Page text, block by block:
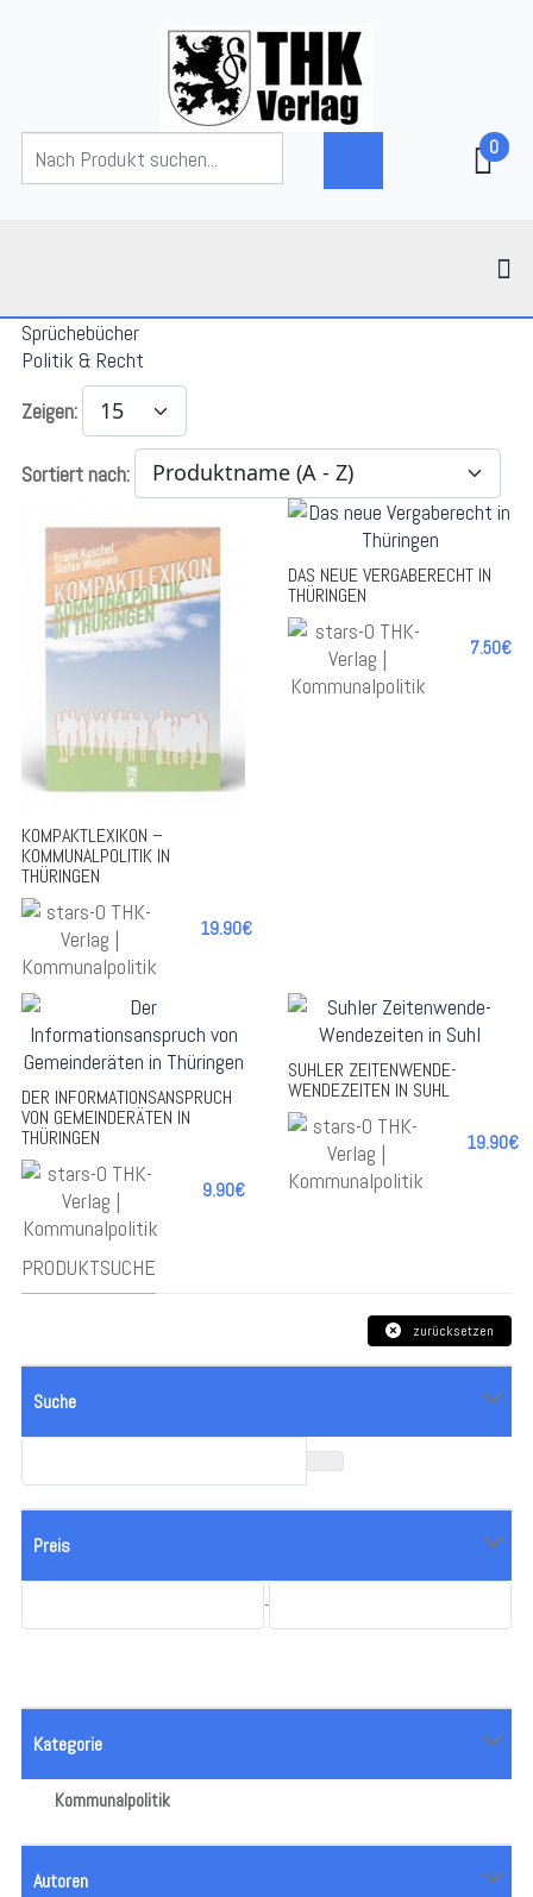
0
Sprüchebücher
Politik & Recht
Zeigen:
Sortiert nach:
+
KOMPAKTLEXIKON –
KOMMUNALPOLITIK IN
THÜRINGEN
19.90€
DAS NEUE VERGABERECHT IN
THÜRINGEN
7.50€
DER INFORMATIONSANSPRUCH
VON GEMEINDERÄTEN IN
THÜRINGEN
9.90€
SUHLER ZEITENWENDE-
WENDEZEITEN IN SUHL
19.90€
PRODUKTSUCHE
zurücksetzen
Suche
Preis
-
Kategorie
Kommunalpolitik
Autoren